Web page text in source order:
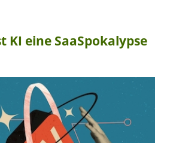
KI eine SaaSpokalypse